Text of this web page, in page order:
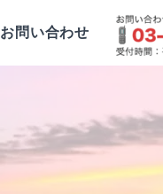
お問い合わせ